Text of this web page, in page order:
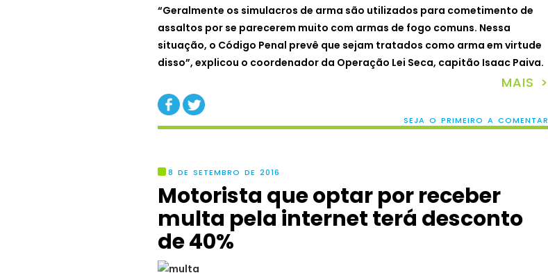
“Geralmente os simulacros de arma são utilizados para cometimento de
assaltos por se parecerem muito com armas de fogo comuns. Nessa
situação, o Código Penal prevê que sejam tratados como arma em virtude
disso”, explicou o coordenador da Operação Lei Seca, capitão Isaac Paiva.
MAIS >
SEJA O PRIMEIRO A COMENTAR
8 DE SETEMBRO DE 2016
Motorista que optar por receber
multa pela internet terá desconto
de 40%